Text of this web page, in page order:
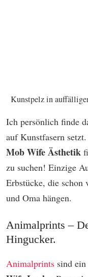
Kunstpelz in
Ich persönlich finde
auf Kunstfasern
Mob Wife Ästhetik
zu suchen! Einzige
Erbstücke, die schon
und Oma hängen.
Animalprints –
Hingucker.
Animalprints sind